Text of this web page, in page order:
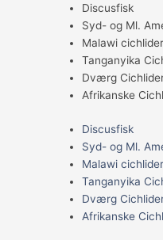
Discusfisk
Syd- og Ml.
Malawi cichlider
Tanganyika
Dværg
Afrikanske
Discusfisk
Syd- og Ml.
Malawi cichlider
Tanganyika
Dværg
Afrikanske